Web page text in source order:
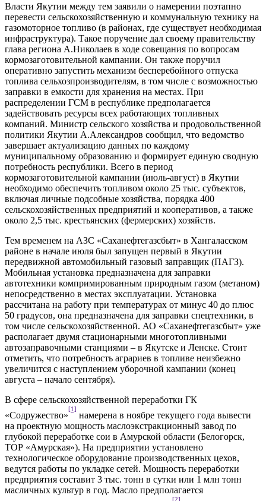
Власти Якутии между тем заявили о намерении поэтапно
перевести сельскохозяйственную и коммунальную технику на
газомоторное топливо (в районах, где существует необходимая
инфраструктура). Такое поручение дал своему правительству
глава региона А.Николаев в ходе совещания по вопросам
кормозаготовительной кампании. Он также поручил
оперативно запустить механизм бесперебойного отпуска
топлива сельхозпроизводителям, в том числе с возможностью
заправки в емкости для хранения на местах. При
распределении ГСМ в республике предполагается
задействовать ресурсы всех работающих топливных
компаний. Министр сельского хозяйства и продовольственной
политики Якутии А.Александров сообщил, что ведомство
завершает актуализацию данных по каждому
муниципальному образованию и формирует единую сводную
потребность республики. Всего в период
кормозаготовительной кампании (июль-август) в Якутии
необходимо обеспечить топливом около 25 тыс. субъектов,
включая личные подсобные хозяйства, порядка 400
сельскохозяйственных предприятий и кооперативов, а также
около 2,5 тыс. крестьянских (фермерских) хозяйств.
Тем временем на АЗС «Саханефтегазсбыт» в Хангаласском
районе в начале июля был запущен первый в Якутии
передвижной автомобильный газовый заправщик (ПАГЗ).
Мобильная установка предназначена для заправки
автотехники компримированным природным газом (метаном)
непосредственно в местах эксплуатации. Установка
рассчитана на работу при температурах от минус 40 до плюс
50 градусов, она предназначена для заправки спецтехники, в
том числе сельскохозяйственной. АО «Саханефтегазсбыт» уже
располагает двумя стационарными многотопливными
автозаправочными станциями – в Якутске и Ленске. Стоит
отметить, что потребность аграриев в топливе неизбежно
увеличится с наступлением уборочной кампании (конец
августа – начало сентября).
В сфере сельскохозяйственной переработки ГК
«Содружество»
[1]
намерена в ноябре текущего года вывести
на проектную мощность маслоэкстракционный завод по
глубокой переработке сои в Амурской области (Белогорск,
ТОР «Амурская»). На предприятии установлено
технологическое оборудование производственных цехов,
ведутся работы по укладке сетей. Мощность переработки
предприятия составит 3 тыс. тонн в сутки или 1 млн тонн
масличных культур в год. Масло предполагается
[2]